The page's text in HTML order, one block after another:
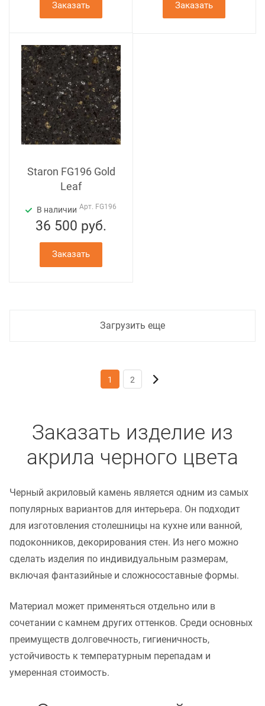
Заказать Заказать
Staron FG196 Gold
Leaf
В наличии Арт. FG196
36 500 руб.
Заказать
Загрузить еще
1 2
Заказать изделие из
акрила черного цвета
Черный акриловый камень является одним из самых
популярных вариантов для интерьера. Он подходит
для изготовления столешницы на кухне или ванной,
подоконников, декорирования стен. Из него можно
сделать изделия по индивидуальным размерам,
включая фантазийные и сложносоставные формы.
Материал может применяться отдельно или в
сочетании с камнем других оттенков. Среди основных
преимуществ долговечность, гигиеничность,
устойчивость к температурным перепадам и
умеренная стоимость.